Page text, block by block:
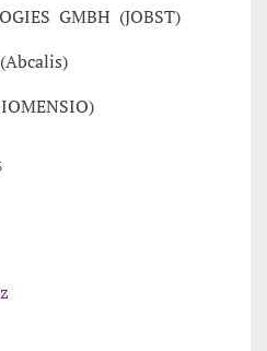
GMBH (JOBST)